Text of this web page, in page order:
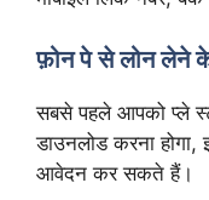
फ़ोन पे से लोन लेने
सबसे पहले आपको प्ले
डाउनलोड करना
आवेदन कर सकते हैं।